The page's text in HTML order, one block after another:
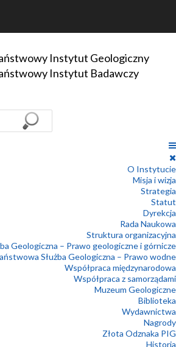
Instytut Geologiczny
Instytut Badawczy
O Instytucie
Misja i wizja
Strategia
Statut
Dyrekcja
Rada Naukowa
Struktura organizacyjna
Geologiczna – Prawo geologiczne i górnicze
Służba Geologiczna – Prawo wodne
Współpraca międzynarodowa
Współpraca z samorządami
Muzeum Geologiczne
Biblioteka
Wydawnictwa
Nagrody
Złota Odznaka PIG
Historia